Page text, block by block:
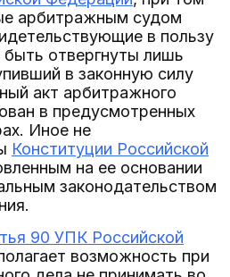
арбитражным судом
в пользу
отвергнуты лишь
в законную силу
акт арбитражного
в предусмотренных
Иное не
Конституции Российской
на ее основании
законодательством
90 УПК Российской
возможность при